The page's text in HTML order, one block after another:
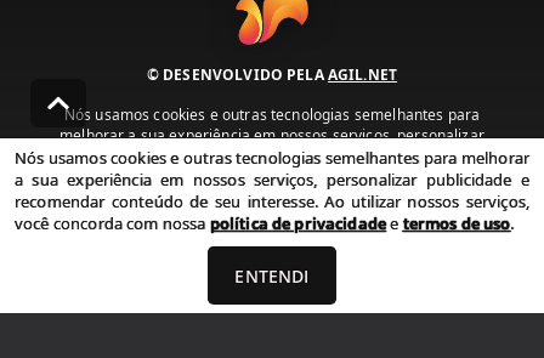
© DESENVOLVIDO PELAAGIL.NET
Nós usamos cookies e outras tecnologias semelhantes para
melhorar a sua experiência em nossos serviços, personalizar
publicidade e recomendar conteúdo de seu interesse. Ao utilizar
nossos serviços, você concorda com nossa política de privacidade e
termos de uso.
Política de Privacidade Termos de uso
Nós usamos cookies e outras tecnologias semelhantes para melhorar
a sua experiência em nossos serviços, personalizar publicidade e
recomendar conteúdo de seu interesse. Ao utilizar nossos serviços,
você concorda com nossa política de privacidadeetermos de uso.
ENTENDI